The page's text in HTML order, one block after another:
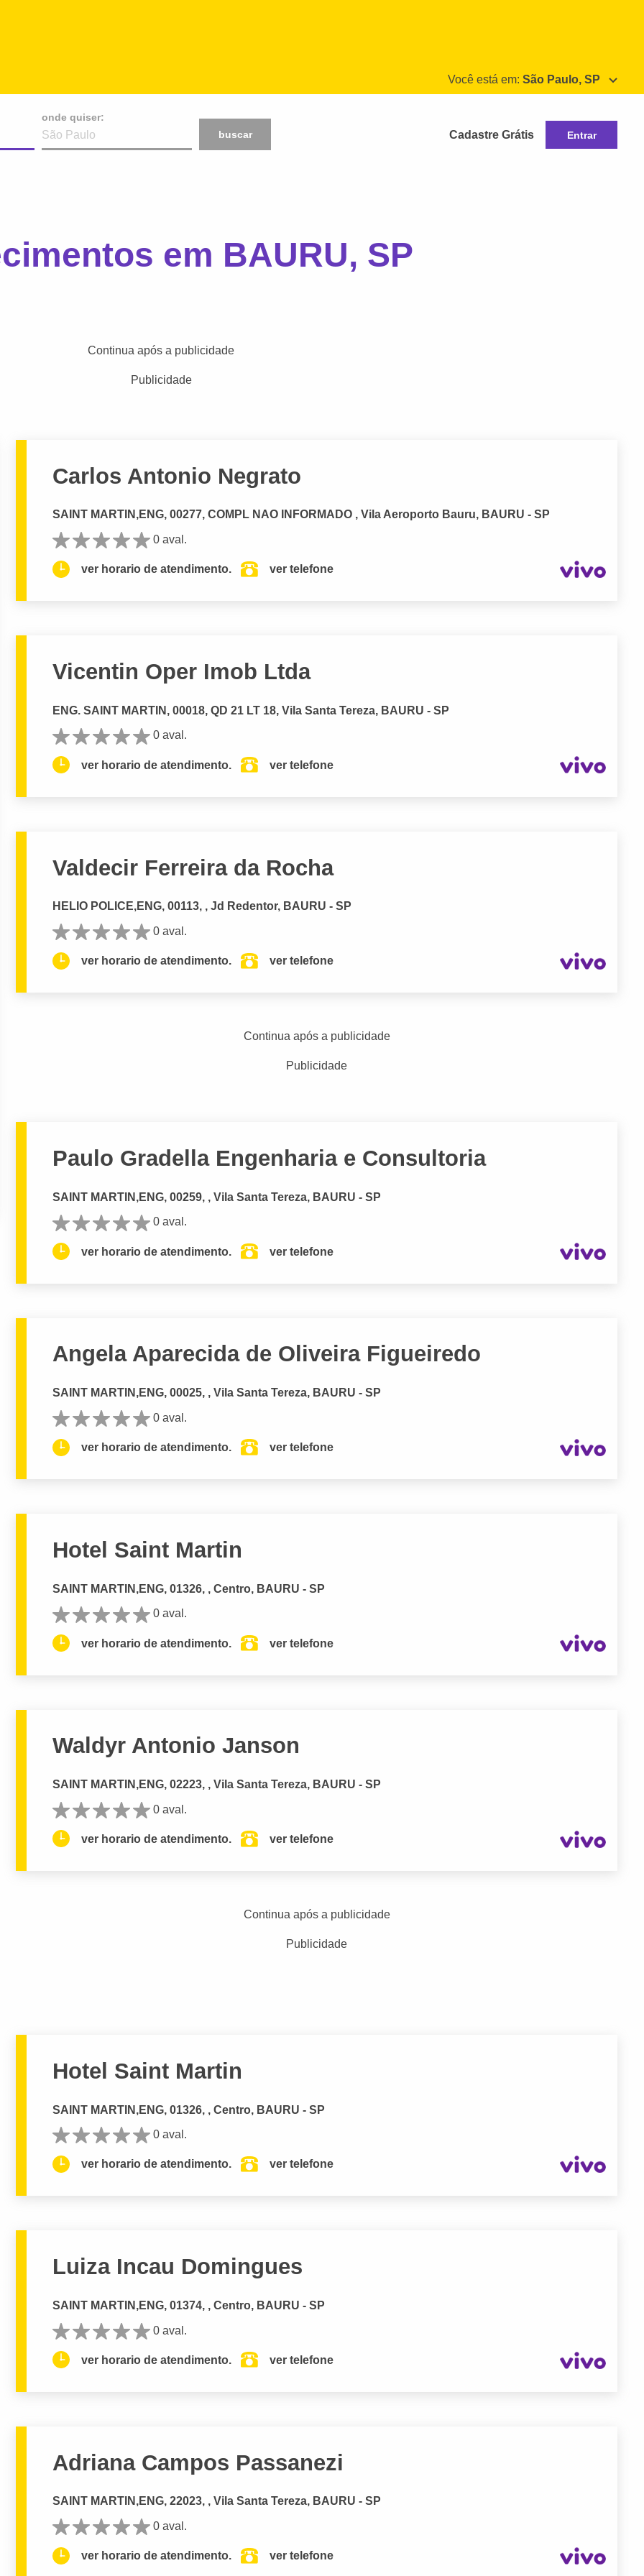
Você está em: São Paulo, SP
onde quiser:
buscar
Cadastre Grátis Entrar
em BAURU, SP
Continua após a publicidade
Publicidade
Carlos Antonio Negrato
SAINT MARTIN,ENG, 00277, COMPL NAO INFORMADO , Vila Aeroporto Bauru, BAURU - SP
0 aval.
ver horario de atendimento. ver telefone
Vicentin Oper Imob Ltda
ENG. SAINT MARTIN, 00018, QD 21 LT 18, Vila Santa Tereza, BAURU - SP
0 aval.
ver horario de atendimento. ver telefone
Valdecir Ferreira da Rocha
HELIO POLICE,ENG, 00113, , Jd Redentor, BAURU - SP
0 aval.
ver horario de atendimento. ver telefone
Continua após a publicidade
Publicidade
Paulo Gradella Engenharia e Consultoria
SAINT MARTIN,ENG, 00259, , Vila Santa Tereza, BAURU - SP
0 aval.
ver horario de atendimento. ver telefone
Angela Aparecida de Oliveira Figueiredo
SAINT MARTIN,ENG, 00025, , Vila Santa Tereza, BAURU - SP
0 aval.
ver horario de atendimento. ver telefone
Hotel Saint Martin
SAINT MARTIN,ENG, 01326, , Centro, BAURU - SP
0 aval.
ver horario de atendimento. ver telefone
Waldyr Antonio Janson
SAINT MARTIN,ENG, 02223, , Vila Santa Tereza, BAURU - SP
0 aval.
ver horario de atendimento. ver telefone
Continua após a publicidade
Publicidade
Hotel Saint Martin
SAINT MARTIN,ENG, 01326, , Centro, BAURU - SP
0 aval.
ver horario de atendimento. ver telefone
Luiza Incau Domingues
SAINT MARTIN,ENG, 01374, , Centro, BAURU - SP
0 aval.
ver horario de atendimento. ver telefone
Adriana Campos Passanezi
SAINT MARTIN,ENG, 22023, , Vila Santa Tereza, BAURU - SP
0 aval.
ver horario de atendimento. ver telefone